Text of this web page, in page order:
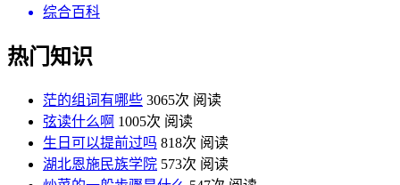
综合百科
热门知识
茫的组词有哪些 3065次 阅读
弦读什么啊 1005次 阅读
生日可以提前过吗 818次 阅读
湖北恩施民族学院 573次 阅读